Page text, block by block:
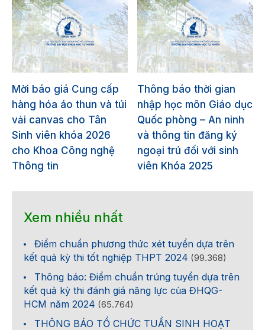
Mời báo giá Cung cấp
hàng hóa áo thun và túi
vải canvas cho Tân
Sinh viên khóa 2026
cho Khoa Công nghệ
Thông tin
Thông báo thời gian
nhập học môn Giáo dục
Quốc phòng – An ninh
và thông tin đăng ký
ngoại trú đối với sinh
viên Khóa 2025
Xem nhiều nhất
Điểm chuẩn phương thức xét tuyển dựa trên
kết quả kỳ thi tốt nghiệp THPT 2024 (99.368)
Thông báo: Điểm chuẩn trúng tuyển dựa trên
kết quả kỳ thi đánh giá năng lực của ĐHQG-
HCM năm 2024 (65.764)
THÔNG BÁO TỔ CHỨC TUẦN SINH HOẠT